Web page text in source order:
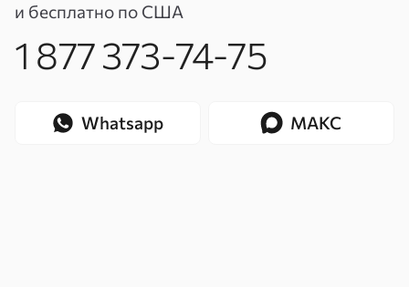
и бесплатно по США
1 877 373-74-75
Whatsapp МАКС